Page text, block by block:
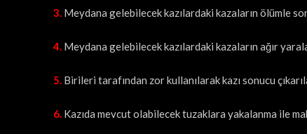
3. Meydana gelebilecek kazılardaki kazaların ölümle
4. Meydana gelebilecek kazılardaki kazaların ağır
5. Birileri tarafından zor kullanılarak kazı sonucu
6. Kazıda mevcut olabilecek tuzaklara yakalanma ile